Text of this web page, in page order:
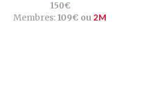
150€
Membres: 109€ ou 2M